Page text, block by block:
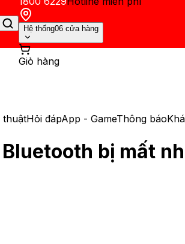
Hệ thống06 cửa hàng
Giỏ hàng
thuậtHỏi đápApp - GameThông báo
bị mất